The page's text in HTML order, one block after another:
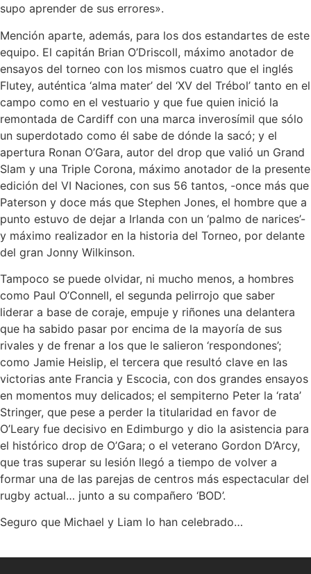
supo aprender de sus errores».
Mención aparte, además, para los dos estandartes de este
equipo. El capitán Brian O’Driscoll, máximo anotador de
ensayos del torneo con los mismos cuatro que el inglés
Flutey, auténtica ‘alma mater’ del ‘XV del Trébol’ tanto en el
campo como en el vestuario y que fue quien inició la
remontada de Cardiff con una marca inverosímil que sólo
un superdotado como él sabe de dónde la sacó; y el
apertura Ronan O’Gara, autor del drop que valió un Grand
Slam y una Triple Corona, máximo anotador de la presente
edición del VI Naciones, con sus 56 tantos, -once más que
Paterson y doce más que Stephen Jones, el hombre que a
punto estuvo de dejar a Irlanda con un ‘palmo de narices’-
y máximo realizador en la historia del Torneo, por delante
del gran Jonny Wilkinson.
Tampoco se puede olvidar, ni mucho menos, a hombres
como Paul O’Connell, el segunda pelirrojo que saber
liderar a base de coraje, empuje y riñones una delantera
que ha sabido pasar por encima de la mayoría de sus
rivales y de frenar a los que le salieron ‘respondones’;
como Jamie Heislip, el tercera que resultó clave en las
victorias ante Francia y Escocia, con dos grandes ensayos
en momentos muy delicados; el sempiterno Peter la ‘rata’
Stringer, que pese a perder la titularidad en favor de
O’Leary fue decisivo en Edimburgo y dio la asistencia para
el histórico drop de O’Gara; o el veterano Gordon D’Arcy,
que tras superar su lesión llegó a tiempo de volver a
formar una de las parejas de centros más espectacular del
rugby actual… junto a su compañero ‘BOD’.
Seguro que Michael y Liam lo han celebrado…